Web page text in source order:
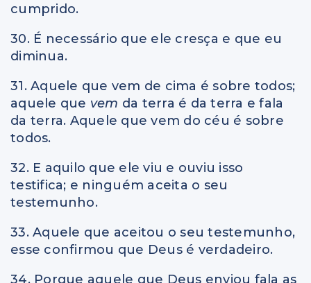
cumprido.
30. É necessário que ele cresça e que eu
diminua.
31. Aquele que vem de cima é sobre todos;
aquele que vem da terra é da terra e fala
da terra. Aquele que vem do céu é sobre
todos.
32. E aquilo que ele viu e ouviu isso
testifica; e ninguém aceita o seu
testemunho.
33. Aquele que aceitou o seu testemunho,
esse confirmou que Deus é verdadeiro.
34. Porque aquele que Deus enviou fala as